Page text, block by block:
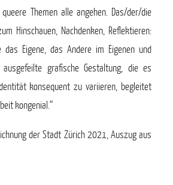
Themen alle angehen. Das/der/die
Hinschauen, Nachdenken, Reflektieren:
Eigene, das Andere im Eigenen und
ausgefeilte grafische Gestaltung, die es
konsequent zu variieren, begleitet
kongenial.“
der Stadt Zürich 2021, Auszug aus